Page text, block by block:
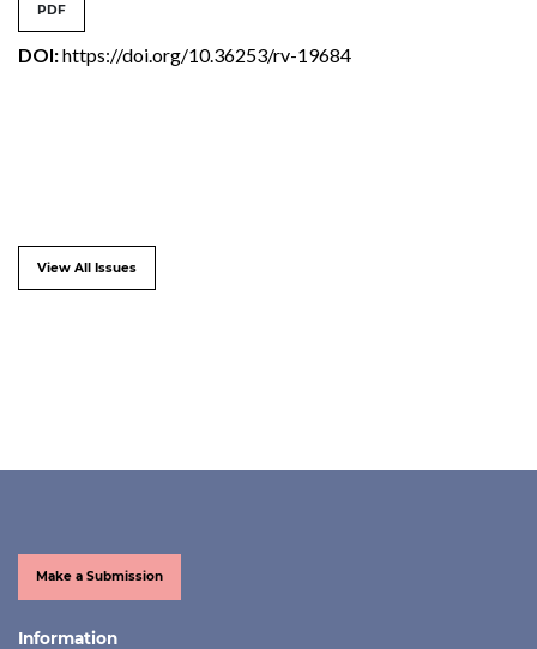
PDF
DOI:https://doi.org/10.36253/rv-19684
View All Issues
Make a Submission
Information